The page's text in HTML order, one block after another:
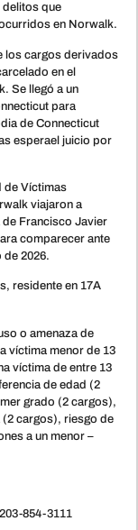
delitos que
en Norwalk.
los cargos derivados
en el
Se llegó a un
para
de Connecticut
esperael juicio por
de Víctimas
viajaron a
de Francisco Javier
comparecer ante
de 2026.
residente en 17A
o amenaza de
víctima menor de 13
víctima de entre 13
de edad (2
grado (2 cargos),
(2 cargos), riesgo de
a un menor –
854-3111